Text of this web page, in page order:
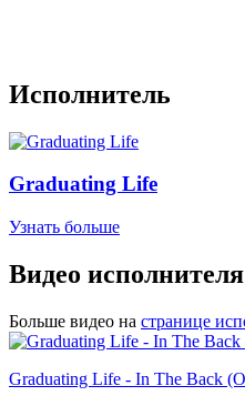
Исполнитель
Graduating Life
Узнать больше
Видео исполнителя
Больше видео на странице
Graduating Life - In The Back